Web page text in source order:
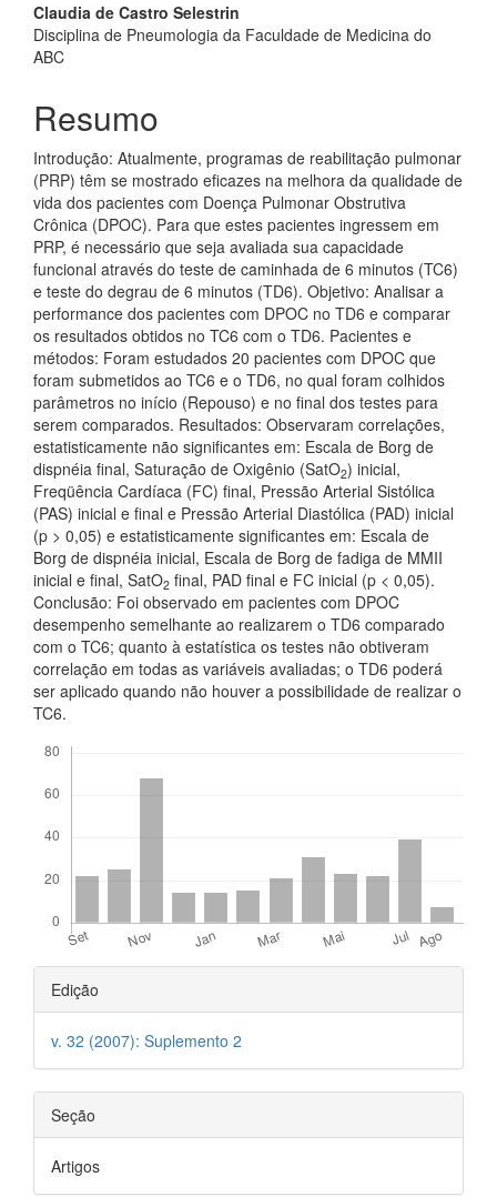
Claudia de Castro Selestrin
Disciplina de Pneumologia da Faculdade de Medicina do
ABC
Resumo
Introdução: Atualmente, programas de reabilitação pulmonar
(PRP) têm se mostrado eficazes na melhora da qualidade de
vida dos pacientes com Doença Pulmonar Obstrutiva
Crônica (DPOC). Para que estes pacientes ingressem em
PRP, é necessário que seja avaliada sua capacidade
funcional através do teste de caminhada de 6 minutos (TC6)
e teste do degrau de 6 minutos (TD6). Objetivo: Analisar a
performance dos pacientes com DPOC no TD6 e comparar
os resultados obtidos no TC6 com o TD6. Pacientes e
métodos: Foram estudados 20 pacientes com DPOC que
foram submetidos ao TC6 e o TD6, no qual foram colhidos
parâmetros no início (Repouso) e no final dos testes para
serem comparados. Resultados: Observaram correlações,
estatisticamente não significantes em: Escala de Borg de
dispnéia final, Saturação de Oxigênio (SatO2) inicial,
Freqüência Cardíaca (FC) final, Pressão Arterial Sistólica
(PAS) inicial e final e Pressão Arterial Diastólica (PAD) inicial
(p > 0,05) e estatisticamente significantes em: Escala de
Borg de dispnéia inicial, Escala de Borg de fadiga de MMII
inicial e final, SatO2 final, PAD final e FC inicial (p < 0,05).
Conclusão: Foi observado em pacientes com DPOC
desempenho semelhante ao realizarem o TD6 comparado
com o TC6; quanto à estatística os testes não obtiveram
correlação em todas as variáveis avaliadas; o TD6 poderá
ser aplicado quando não houver a possibilidade de realizar o
TC6.
Detalhes
do
artigo
Edição
v. 32 (2007): Suplemento 2
Seção
Artigos